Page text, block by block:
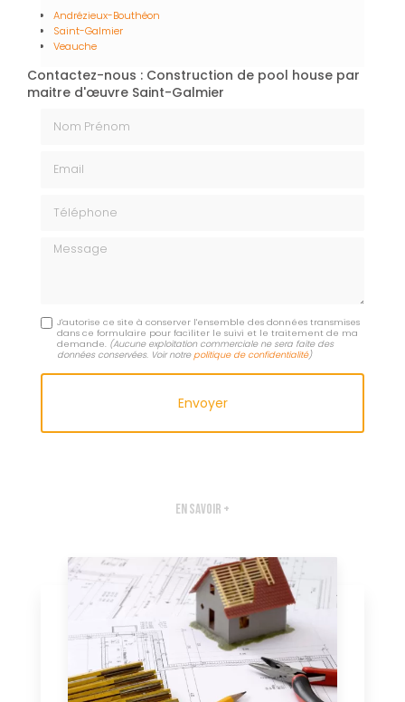
Andrézieux-Bouthéon
Saint-Galmier
Veauche
Contactez-nous : Construction de pool house par
maitre d'œuvre Saint-Galmier
Message
J'autorise ce site à conserver l'ensemble des données transmises
dans ce formulaire pour faciliter le suivi et le traitement de ma
demande. (Aucune exploitation commerciale ne sera faite des
données conservées. Voir notrepolitique de confidentialité)
En savoir +